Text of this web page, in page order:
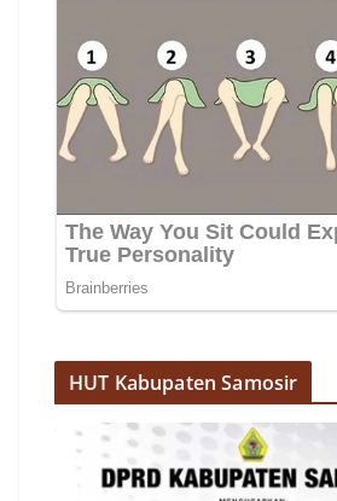
HUT Kabupaten Samosir